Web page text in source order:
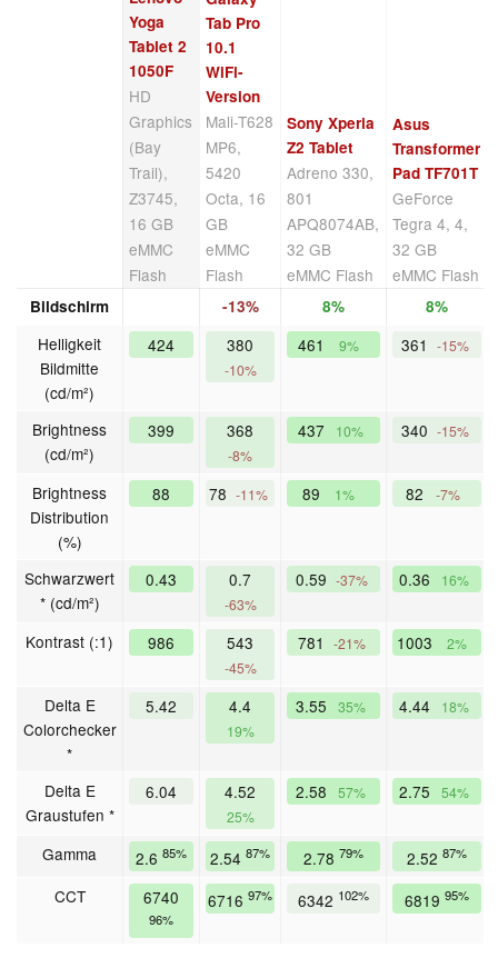
Yoga
Tablet 2
1050F
HD
Graphics
(Bay
Trail),
Z3745,
16 GB
eMMC
Flash
Tab Pro
10.1
WiFi-
Version
Mali-T628
MP6,
5420
Octa, 16
GB
eMMC
Flash
Sony Xperia
Z2 Tablet
Adreno 330,
801
APQ8074AB,
32 GB
eMMC Flash
Asus
Transformer
Pad TF701T
GeForce
Tegra 4, 4,
32 GB
eMMC Flash
Bildschirm -13% 8% 8%
Helligkeit
Bildmitte
(cd/m²)
424 380
-10%
461 9% 361 -15%
Brightness
(cd/m²)
399 368
-8%
437 10% 340 -15%
Brightness
Distribution
(%)
88 78 -11% 89 1% 82 -7%
Schwarzwert
* (cd/m²)
0.43 0.7
-63%
0.59 -37% 0.36 16%
Kontrast (:1) 986 543
-45%
781 -21% 1003 2%
Delta E
Colorchecker
*
5.42 4.4
19%
3.55 35% 4.44 18%
Delta E
Graustufen *
6.04 4.52
25%
2.58 57% 2.75 54%
Gamma 2.6 85% 2.54 87% 2.78 79% 2.52 87%
CCT
6740
96%
6716 97% 6342 102% 6819 95%